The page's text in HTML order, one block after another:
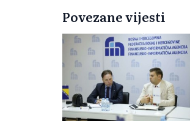
Povezane vijesti